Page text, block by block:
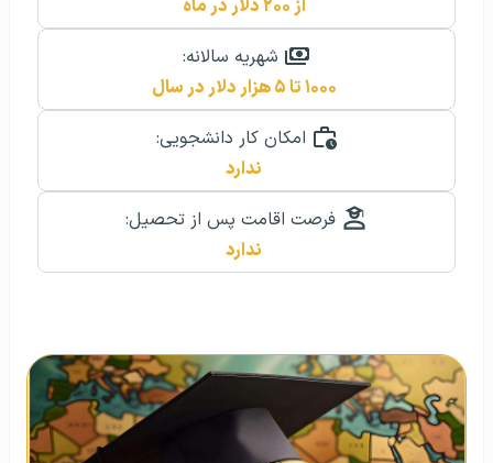
از ۲۰۰ دلار در ماه
شهریه سالانه:
۱۰۰۰ تا ۵ هزار دلار در سال
امکان کار دانشجویی:
ندارد
فرصت اقامت پس از تحصیل:
ندارد